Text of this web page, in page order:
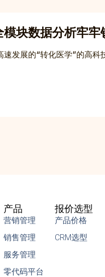
块数据分析牢牢
发展的“转化医学”的高
产品
营销管理
销售管理
服务管理
零代码平台
报价选型
产品价格
CRM选型